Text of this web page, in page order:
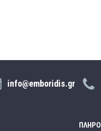
info@emboridis.gr